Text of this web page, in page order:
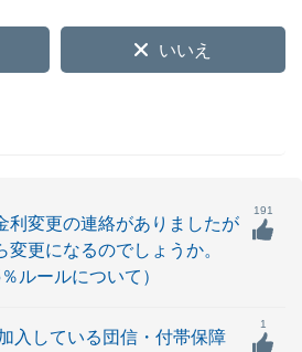
いいえ
利変更の連絡がありましたが
変更になるのでしょうか。
ルールについて）
191
入している団信・付帯保障
1